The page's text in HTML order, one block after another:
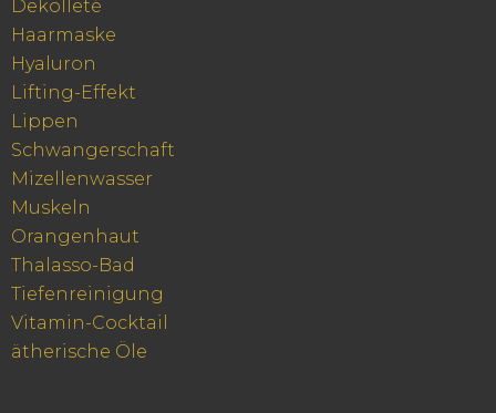
Dekolleté
Haarmaske
Hyaluron
Lifting-Effekt
Lippen
Schwangerschaft
Mizellenwasser
Muskeln
Orangenhaut
Thalasso-Bad
Tiefenreinigung
Vitamin-Cocktail
ätherische Öle